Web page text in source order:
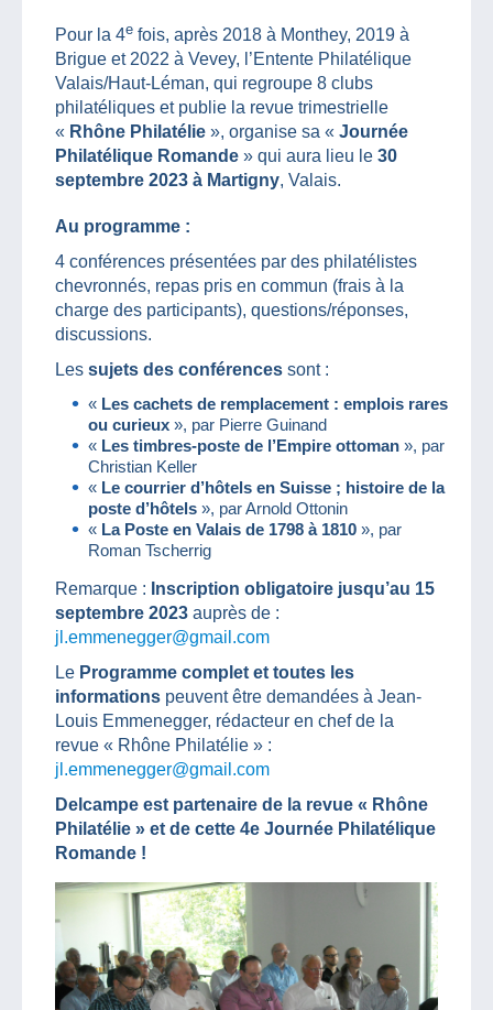
Pour la 4e fois, après 2018 à Monthey, 2019 à
Brigue et 2022 à Vevey, l’Entente Philatélique
Valais/Haut-Léman, qui regroupe 8 clubs
philatéliques et publie la revue trimestrielle
« Rhône Philatélie », organise sa « Journée
Philatélique Romande » qui aura lieu le 30
septembre 2023 à Martigny, Valais.
Au programme :
4 conférences présentées par des philatélistes
chevronnés, repas pris en commun (frais à la
charge des participants), questions/réponses,
discussions.
Les sujets des conférences sont :
« Les cachets de remplacement : emplois rares
ou curieux », par Pierre Guinand
« Les timbres-poste de l’Empire ottoman », par
Christian Keller
« Le courrier d’hôtels en Suisse ; histoire de la
poste d’hôtels », par Arnold Ottonin
« La Poste en Valais de 1798 à 1810 », par
Roman Tscherrig
Remarque : Inscription obligatoire jusqu’au 15
septembre 2023 auprès de :
jl.emmenegger@gmail.com
Le Programme complet et toutes les
informations peuvent être demandées à Jean-
Louis Emmenegger, rédacteur en chef de la
revue « Rhône Philatélie » :
jl.emmenegger@gmail.com
Delcampe est partenaire de la revue « Rhône
Philatélie » et de cette 4e Journée Philatélique
Romande !